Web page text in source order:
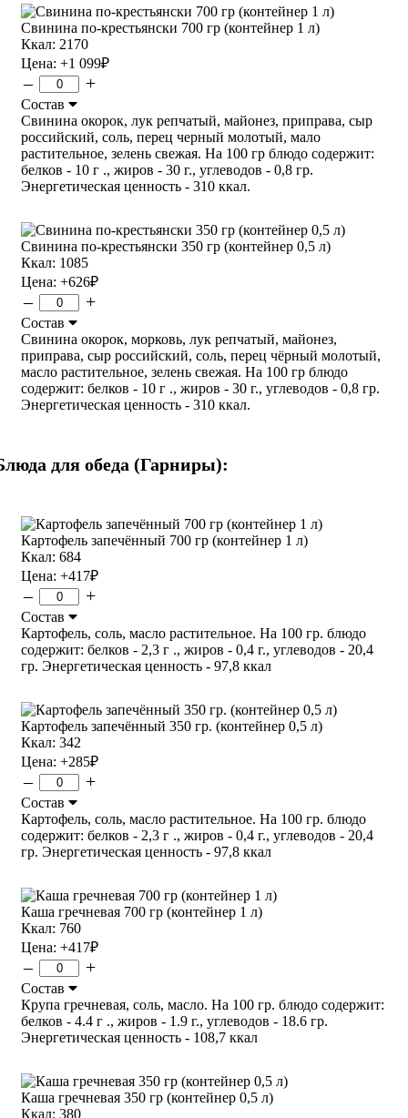
Свинина по-крестьянски 700 гр (контейнер 1 л)
Ккал: 2170
Цена: +1 099₽
– +
Состав
Свинина окорок, лук репчатый, майонез, приправа, сыр
российский, соль, перец черный молотый, мало
растительное, зелень свежая. На 100 гр блюдо содержит:
белков - 10 г ., жиров - 30 г., углеводов - 0,8 гр.
Энергетическая ценность - 310 ккал.
Свинина по-крестьянски 350 гр (контейнер 0,5 л)
Ккал: 1085
Цена: +626₽
– +
Состав
Свинина окорок, морковь, лук репчатый, майонез,
приправа, сыр российский, соль, перец чёрный молотый,
масло растительное, зелень свежая. На 100 гр блюдо
содержит: белков - 10 г ., жиров - 30 г., углеводов - 0,8 гр.
Энергетическая ценность - 310 ккал.
для обеда (Гарниры):
Картофель запечённый 700 гр (контейнер 1 л)
Ккал: 684
Цена: +417₽
– +
Состав
Картофель, соль, масло растительное. На 100 гр. блюдо
содержит: белков - 2,3 г ., жиров - 0,4 г., углеводов - 20,4
гр. Энергетическая ценность - 97,8 ккал
Картофель запечённый 350 гр. (контейнер 0,5 л)
Ккал: 342
Цена: +285₽
– +
Состав
Картофель, соль, масло растительное. На 100 гр. блюдо
содержит: белков - 2,3 г ., жиров - 0,4 г., углеводов - 20,4
гр. Энергетическая ценность - 97,8 ккал
Каша гречневая 700 гр (контейнер 1 л)
Ккал: 760
Цена: +417₽
– +
Состав
Крупа гречневая, соль, масло. На 100 гр. блюдо содержит:
белков - 4.4 г ., жиров - 1.9 г., углеводов - 18.6 гр.
Энергетическая ценность - 108,7 ккал
Каша гречневая 350 гр (контейнер 0,5 л)
Ккал: 380